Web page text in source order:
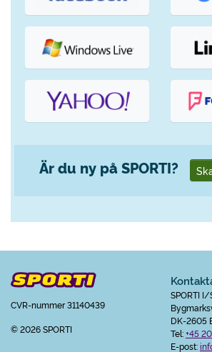
Är du ny på SPORTI?
CVR-nummer 31140439
© 2026 SPORTI
SPORTI I/
DK-2605
Tel:+45
E-post: